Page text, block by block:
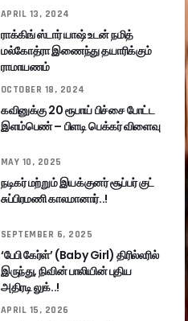
APRIL 13, 2024
ராக்கிங் ஸ்டார் யாஷ் உடன் நமித்
மல்கோத்ரா இணைந்து தயாரிக்கும்
ராமாயணம்
OCTOBER 18, 2024
கவினுக்கு 20 ரூபாய் பிச்சை போட்ட
இளம்பெண் – பிளடி பெக்கர் விளைவு
MAY 10, 2025
நடிகர் மற்றும் இயக்குனர் சூப்பர் குட்
சுப்பிரமணி காலமானார்..!
SEPTEMBER 6, 2025
‘பேபி கேர்ள்’ (Baby Girl) திரில்லரில்
இருந்து, நிவின் பாலியின் புதிய
அதிரடி லுக்..!
APRIL 15, 2026